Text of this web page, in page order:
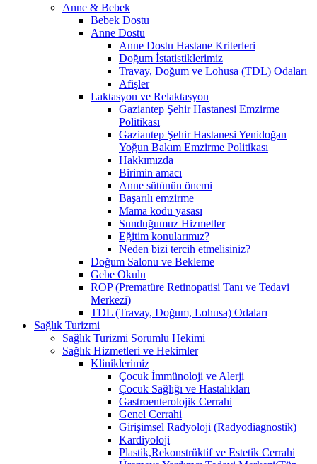
Anne & Bebek
Bebek Dostu
Anne Dostu
Anne Dostu Hastane Kriterleri
Doğum İstatistiklerimiz
Travay, Doğum ve Lohusa (TDL) Odaları
Afişler
Laktasyon ve Relaktasyon
Gaziantep Şehir Hastanesi Emzirme
Politikası
Gaziantep Şehir Hastanesi Yenidoğan
Yoğun Bakım Emzirme Politikası
Hakkımızda
Birimin amacı
Anne sütünün önemi
Başarılı emzirme
Mama kodu yasası
Sunduğumuz Hizmetler
Eğitim konularımız?
Neden bizi tercih etmelisiniz?
Doğum Salonu ve Bekleme
Gebe Okulu
ROP (Prematüre Retinopatisi Tanı ve Tedavi
Merkezi)
TDL (Travay, Doğum, Lohusa) Odaları
Sağlık Turizmi
Sağlık Turizmi Sorumlu Hekimi
Sağlık Hizmetleri ve Hekimler
Kliniklerimiz
Çocuk İmmünoloji ve Alerji
Çocuk Sağlığı ve Hastalıkları
Gastroenterolojik Cerrahi
Genel Cerrahi
Girişimsel Radyoloji (Radyodiagnostik)
Kardiyoloji
Plastik,Rekonstrüktif ve Estetik Cerrahi